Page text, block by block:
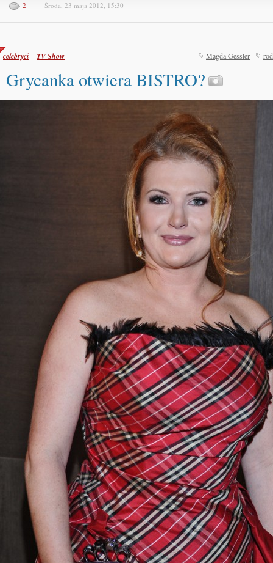
2 Środa, 23 maja 2012, 15:30
celebryci TV Show Magda Gessler
Grycanka otwiera BISTRO?